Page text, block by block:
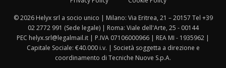
© 2026 Helyx srl a socio unico | Milano: Via Eritrea, 21 – 20157 Tel +39
02 2772 991 (Sede legale) | Roma: Viale dell'Arte, 25 - 00144
PEC helyx.srl@legalmail.it | P.IVA 07106000966 | REA MI - 1935962 |
Capitale Sociale: €40.000 i.v. | Società soggetta a direzione e
coordinamento di Tecniche Nuove S.p.A.